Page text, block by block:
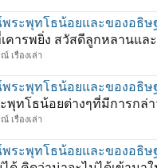
ระพุทโธน้อยและของอธิษ
คารพยิ่ง สวัสดีลูกหลาน
เรื่องเล่า
ระพุทโธน้อยและของอธิษ
พุทโธน้อยต่างๆที่มีการก
เรื่องเล่า
ระพุทโธน้อยและของอธิษ